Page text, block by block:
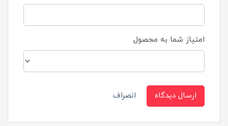
امتیاز شما به محصول
ارسال دیدگاه انصراف